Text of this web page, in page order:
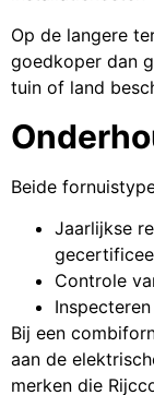
Op de langere
goedkoper dan
tuin of land
Beide
Jaarlijkse
Controle
Bij een
aan de
merken die